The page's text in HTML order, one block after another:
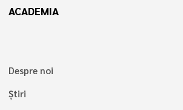
ACADEMIA
Despre noi
Știri